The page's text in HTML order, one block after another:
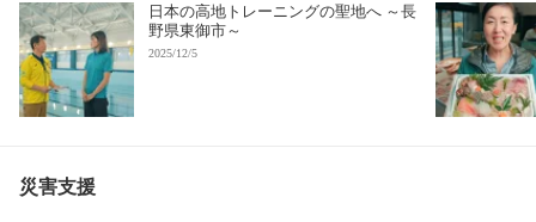
日本の高地トレーニングの聖地へ ～長
野県東御市～
2025/12/5
災害支援